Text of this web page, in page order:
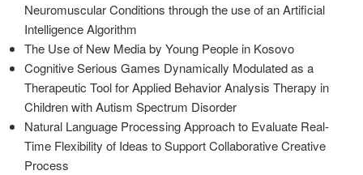
Neuromuscular Conditions through the use of an Artificial
Intelligence Algorithm
The Use of New Media by Young People in Kosovo
Cognitive Serious Games Dynamically Modulated as a
Therapeutic Tool for Applied Behavior Analysis Therapy in
Children with Autism Spectrum Disorder
Natural Language Processing Approach to Evaluate Real-
Time Flexibility of Ideas to Support Collaborative Creative
Process